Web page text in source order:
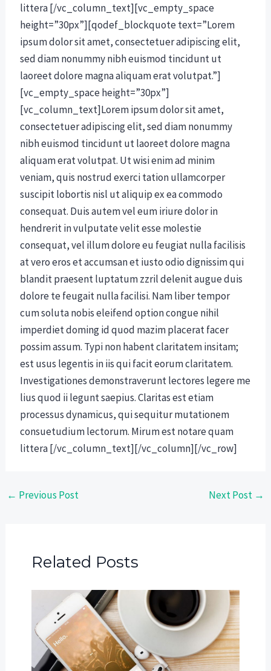
littera [/vc_column_text][vc_empty_space
height=”30px”][qodef_blockquote text=”Lorem
ipsum dolor sit amet, consectetuer adipiscing elit,
sed diam nonummy nibh euismod tincidunt ut
laoreet dolore magna aliquam erat volutpat.”]
[vc_empty_space height=”30px”]
[vc_column_text]Lorem ipsum dolor sit amet,
consectetuer adipiscing elit, sed diam nonummy
nibh euismod tincidunt ut laoreet dolore magna
aliquam erat volutpat. Ut wisi enim ad minim
veniam, quis nostrud exerci tation ullamcorper
suscipit lobortis nisl ut aliquip ex ea commodo
consequat. Duis autem vel eum iriure dolor in
hendrerit in vulputate velit esse molestie
consequat, vel illum dolore eu feugiat nulla facilisis
at vero eros et accumsan et iusto odio dignissim qui
blandit praesent luptatum zzril delenit augue duis
dolore te feugait nulla facilisi. Nam liber tempor
cum soluta nobis eleifend option congue nihil
imperdiet doming id quod mazim placerat facer
possim assum. Typi non habent claritatem insitam;
est usus legentis in iis qui facit eorum claritatem.
Investigationes demonstraverunt lectores legere me
lius quod ii legunt saepius. Claritas est etiam
processus dynamicus, qui sequitur mutationem
consuetudium lectorum. Mirum est notare quam
littera [/vc_column_text][/vc_column][/vc_row]
← Previous Post Next Post →
Related Posts